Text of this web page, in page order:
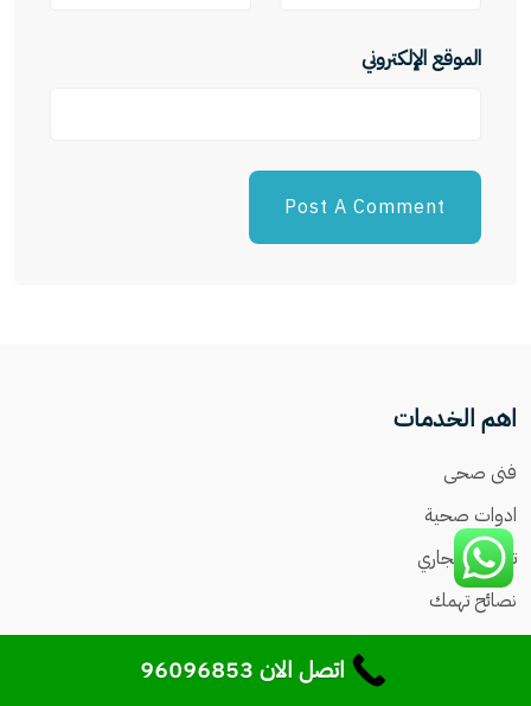
الموقع الإلكتروني
اهم الخدمات
فنى صحى
ادوات صحية
تسليك مجاري
نصائح تهمك
اتصل الان 96096853